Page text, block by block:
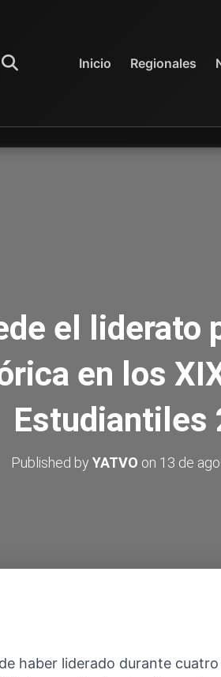
Inicio Regionales
el liderato
en los
Estudiantiles
Published by YATVO on 13 de
haber liderado durante